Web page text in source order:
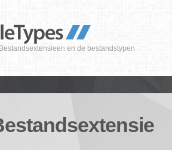
en de bestandstypen